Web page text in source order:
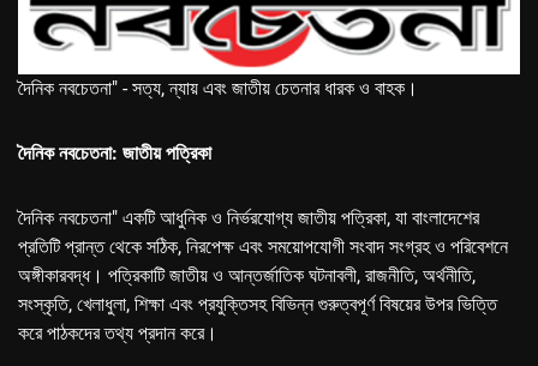
দৈনিক নবচেতনা" - সত্য, ন্যায় এবং জাতীয় চেতনার ধারক ও বাহক।
দৈনিক নবচেতনা: জাতীয় পত্রিকা
দৈনিক নবচেতনা" একটি আধুনিক ও নির্ভরযোগ্য জাতীয় পত্রিকা, যা বাংলাদেশের
প্রতিটি প্রান্ত থেকে সঠিক, নিরপেক্ষ এবং সময়োপযোগী সংবাদ সংগ্রহ ও পরিবেশনে
অঙ্গীকারবদ্ধ। পত্রিকাটি জাতীয় ও আন্তর্জাতিক ঘটনাবলী, রাজনীতি, অর্থনীতি,
সংস্কৃতি, খেলাধুলা, শিক্ষা এবং প্রযুক্তিসহ বিভিন্ন গুরুত্বপূর্ণ বিষয়ের উপর ভিত্তি
করে পাঠকদের তথ্য প্রদান করে।